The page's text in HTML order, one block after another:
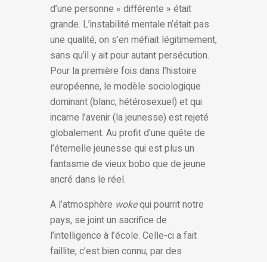
d’une personne « différente » était
grande. L’instabilité mentale n’était pas
une qualité, on s’en méfiait légitimement,
sans qu’il y ait pour autant persécution.
Pour la première fois dans l’histoire
européenne, le modèle sociologique
dominant (blanc, hétérosexuel) et qui
incarne l’avenir (la jeunesse) est rejeté
globalement. Au profit d’une quête de
l’éternelle jeunesse qui est plus un
fantasme de vieux bobo que de jeune
ancré dans le réel.
A l’atmosphère wokequi pourrit notre
pays, se joint un sacrifice de
l’intelligence à l’école. Celle-ci a fait
faillite, c’est bien connu, par des